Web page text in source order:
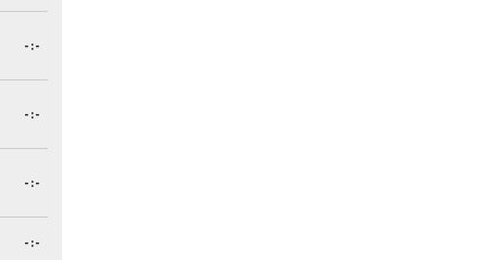
-:-
-:-
-:-
-:-